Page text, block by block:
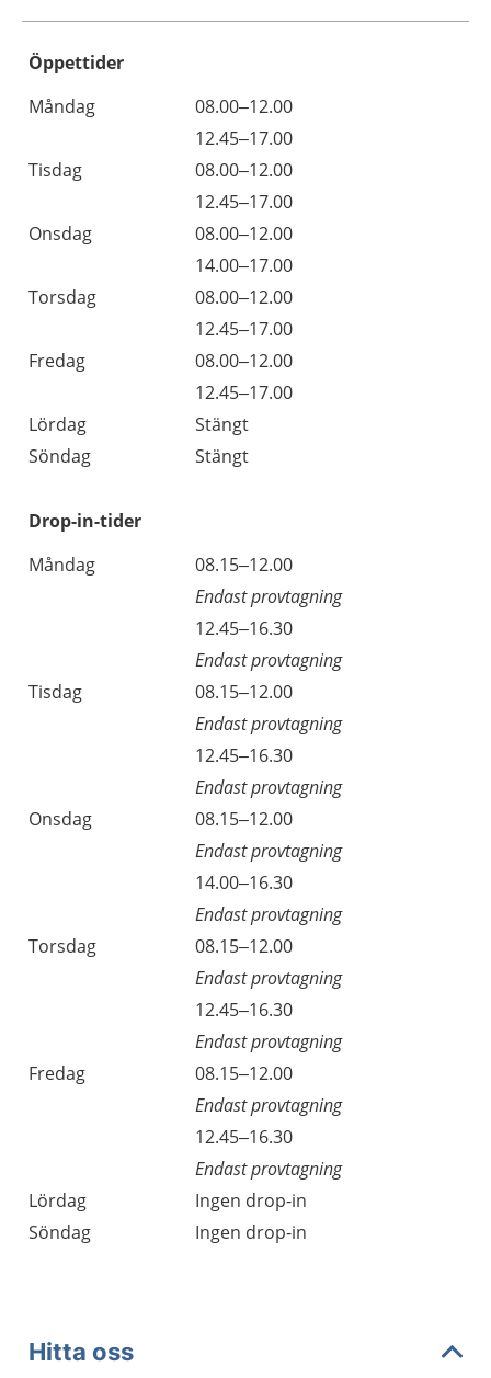
Öppettider
Dag
Öppettider
Kommentarer
Måndag
08.00–12.00
12.45–17.00
Tisdag
08.00–12.00
12.45–17.00
Onsdag
08.00–12.00
14.00–17.00
Torsdag
08.00–12.00
12.45–17.00
Fredag
08.00–12.00
12.45–17.00
Lördag
Stängt
Söndag
Stängt
Drop-in-tider
Måndag
08.15–12.00
Endast provtagning
12.45–16.30
Endast provtagning
Tisdag
08.15–12.00
Endast provtagning
12.45–16.30
Endast provtagning
Onsdag
08.15–12.00
Endast provtagning
14.00–16.30
Endast provtagning
Torsdag
08.15–12.00
Endast provtagning
12.45–16.30
Endast provtagning
Fredag
08.15–12.00
Endast provtagning
12.45–16.30
Endast provtagning
Lördag
Ingen drop-in
Söndag
Ingen drop-in
Hitta oss